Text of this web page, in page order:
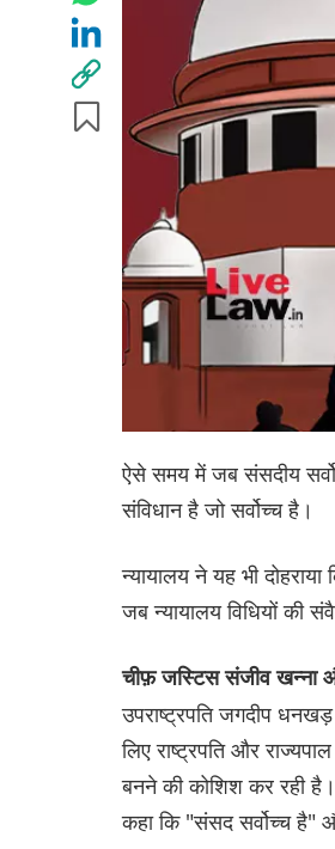
ऐसे समय में जब संसदीय
संविधान है जो सर्वोच्च है।
न्यायालय ने यह भी दोहराया
जब न्यायालय विधियों की
चीफ़ जस्टिस संजीव खन्ना
उपराष्ट्रपति जगदीप धनखड़
लिए राष्ट्रपति और
बनने की कोशिश कर रही
कहा कि "संसद सर्वोच्च है"